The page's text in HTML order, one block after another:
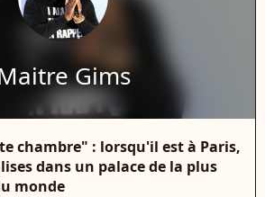
Gims
chambre" : lorsqu'il est à Paris,
dans un palace de la plus
monde